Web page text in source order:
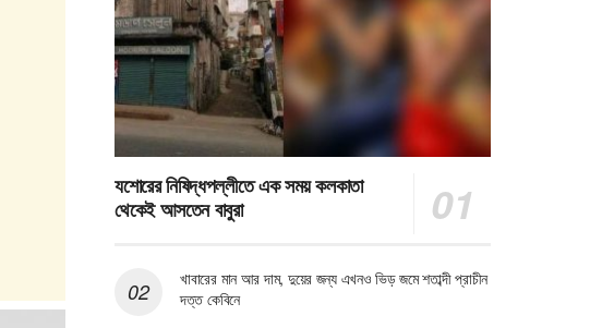
যশোরের নিষিদ্ধপল্লীতে এক সময় কলকাতা
থেকেই আসতেন বাবুরা
খাবারের মান আর দাম, দুয়ের জন্য এখনও ভিড় জমে শতাব্দী প্রাচীন
দত্ত কেবিনে